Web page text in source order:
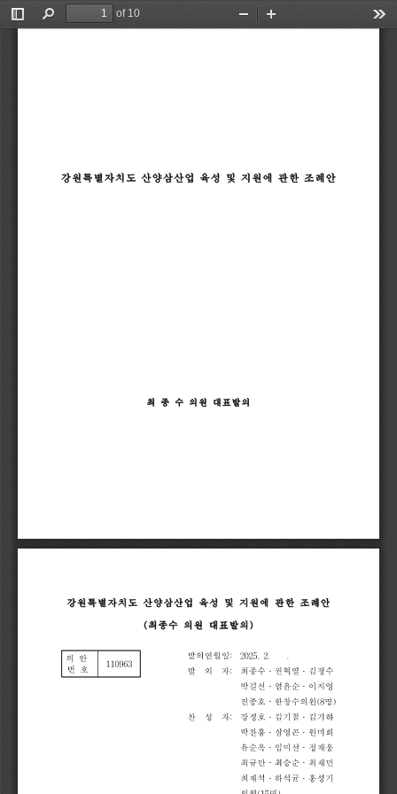
Toggle
Find
of 10
Zoom
강원특별자치도 산양삼산업 육성 및 지원에 관한 조례안
최 종 수 의원 대표발의
강원특별자치도 산양삼산업 육성 및 지원에 관한 조례안
(최종수 의원 대표발의)
의
안
번
호
110963
발의연월일:
발
의 자:
찬 성 자:
2025. 2.
최종수 ᆞ 권혁 열 ᆞ 김 정수
박길선 ᆞ 엄윤순 ᆞ 이 지영
진종호 ᆞ 한창수의 원(8명)
강정호 ᆞ 김기 철 ᆞ 김기하
박찬흥 ᆞ 심영곤 ᆞ 원미 희
유순옥ᆞ 임미선 ᆞ 정 재웅
최규만ᆞ 최승순 ᆞ 최 재민
최재석 ᆞ 하석균 ᆞ 홍성기
의원(15명)